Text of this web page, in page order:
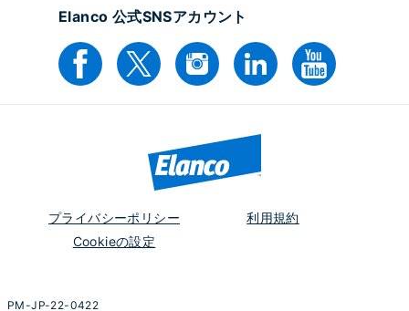
Elanco 公式SNSアカウント
プライバシーポリシー
利用規約
Cookieの設定
PM-JP-22-0422